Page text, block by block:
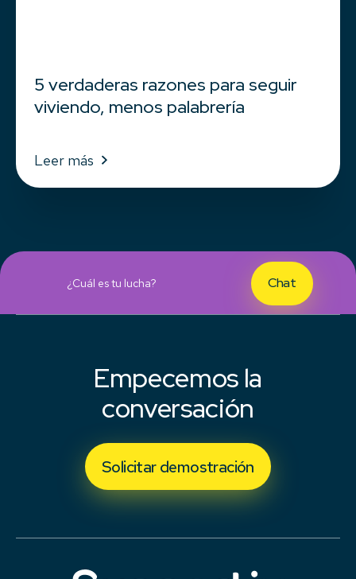
5 verdaderas razones para seguir
viviendo, menos palabrería
Leer más
¿Cuál es tu lucha? Chat
Empecemos la
conversación
Solicitar demostración